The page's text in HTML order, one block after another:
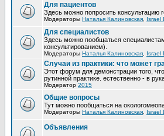
Для пациентов
Здесь можно попросить
Модераторы Наталья Калиновская Israel
Для специалистов
Здесь можно пообщаться
консультированием).
Модераторы Наталья Калиновская Israel
Случаи из практики: что может
Этот форум для демонстрации того,
рутинной практике. естественно - в
Модератор 2015
Общие вопросы
Тут можно пообщаться на
Модераторы Наталья Калиновская Israel
Объявления